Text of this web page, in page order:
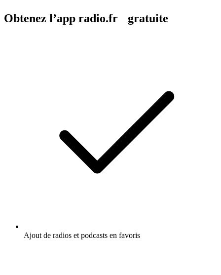
Obtenez l’app radio.fr gratuite
Ajout de radios et podcasts en favoris